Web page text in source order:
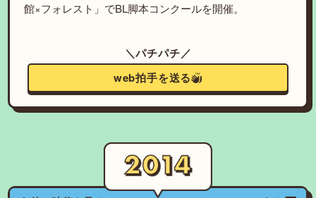
館×フォレスト」でBL脚本コンクールを開催。
＼パチパチ／
web拍手を送る